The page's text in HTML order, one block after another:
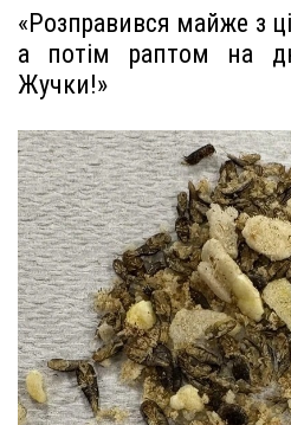
«Розправився майже з
а потім раптом на
Жучки!»